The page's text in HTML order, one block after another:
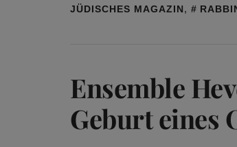
JÜDISCHES MAGAZIN,
Ensemble
Geburt eines